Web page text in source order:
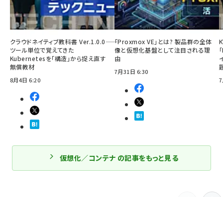
クラウドネイティブ教科書 Ver.1.0.0――
ツール単位で覚えてきた
Kubernetesを「構造」から捉え直す
無償教材
8月4日 6:20
「Proxmox VE」とは? 製品群の全体
像と仮想化基盤として注目される理
由
7月31日 6:30
仮想化／コンテナ の記事をもっと見る